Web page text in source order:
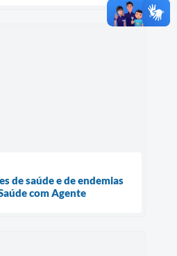
de saúde e de endemias
com Agente